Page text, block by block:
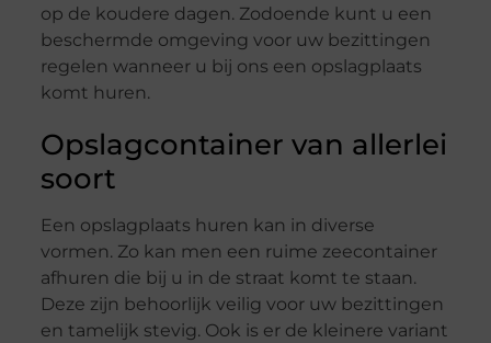
op de koudere dagen. Zodoende kunt u een
beschermde omgeving voor uw bezittingen
regelen wanneer u bij ons een opslagplaats
komt huren.
Opslagcontainer van allerlei
soort
Een opslagplaats huren kan in diverse
vormen. Zo kan men een ruime zeecontainer
afhuren die bij u in de straat komt te staan.
Deze zijn behoorlijk veilig voor uw bezittingen
en tamelijk stevig. Ook is er de kleinere variant